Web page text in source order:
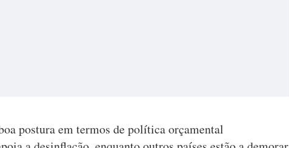
postura em termos de política orçamental